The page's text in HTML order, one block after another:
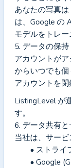
あなたの写真
は、Google の
モデルをトレ
5. データの保持
アカウントが
からいつでも個
アカウントを
ListingLevel が
す。
6. データ共有
当社は、サー
• ストラ
• Google